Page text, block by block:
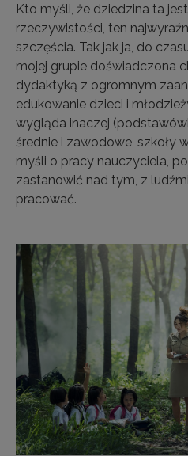
Kto myśli, że dziedzina ta
rzeczywistości, ten
szczęścia. Tak jak ja, do
mojej grupie doświadczona
dydaktyką z ogromnym
edukowanie dzieci i
wygląda inaczej
średnie i zawodowe, szkoły
myśli o pracy nauczyciela,
zastanowić nad tym, z
pracować.